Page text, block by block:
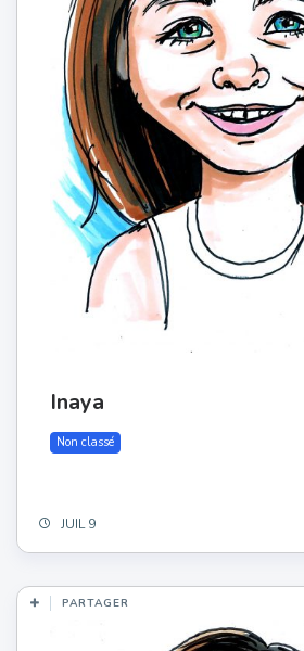
Inaya
Non classé
JUIL 9
PARTAGER